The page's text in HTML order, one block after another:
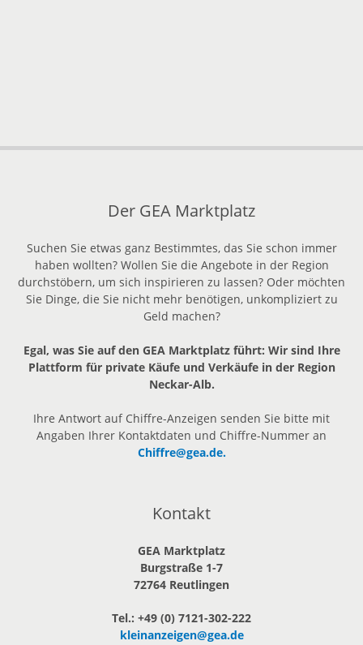
Der GEA Marktplatz
Suchen Sie etwas ganz Bestimmtes, das Sie schon immer
haben wollten? Wollen Sie die Angebote in der Region
durchstöbern, um sich inspirieren zu lassen? Oder möchten
Sie Dinge, die Sie nicht mehr benötigen, unkompliziert zu
Geld machen?
Egal, was Sie auf den GEA Marktplatz führt: Wir sind Ihre
Plattform für private Käufe und Verkäufe in der Region
Neckar-Alb.
Ihre Antwort auf Chiffre-Anzeigen senden Sie bitte mit
Angaben Ihrer Kontaktdaten und Chiffre-Nummer an
Chiffre@gea.de.
Kontakt
GEA Marktplatz
Burgstraße 1-7
72764 Reutlingen
Tel.: +49 (0) 7121-302-222
kleinanzeigen@gea.de